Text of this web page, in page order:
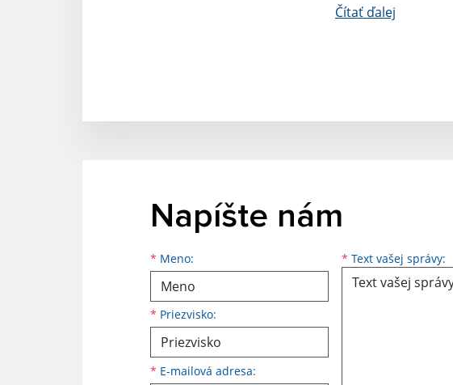
Čítať ďalej
Napíšte nám
* Meno:
Meno
* Priezvisko:
Priezvisko
* E-mailová adresa:
E-mailová adresa * Text vašej správy: